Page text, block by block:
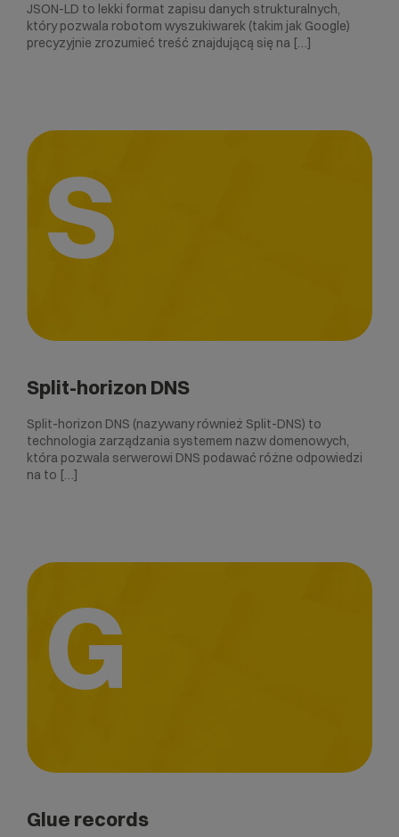
JSON-LD to lekki format zapisu danych strukturalnych,
który pozwala robotom wyszukiwarek (takim jak Google)
precyzyjnie zrozumieć treść znajdującą się na […]
S
Split-horizon DNS
Split-horizon DNS (nazywany również Split-DNS) to
technologia zarządzania systemem nazw domenowych,
która pozwala serwerowi DNS podawać różne odpowiedzi
na to […]
G
Glue records